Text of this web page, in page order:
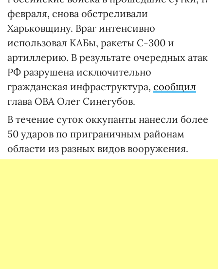
февраля, снова обстреливали
Харьковщину. Враг интенсивно
использовал КАБы, ракеты С-300 и
артиллерию. В результате очередных атак
РФ разрушена исключительно
гражданская инфраструктура, сообщил
глава ОВА Олег Синегубов.
В течение суток оккупанты нанесли более
50 ударов по приграничным районам
области из разных видов вооружения.